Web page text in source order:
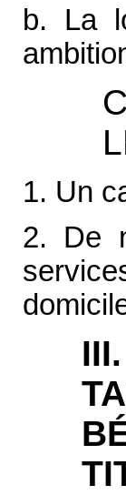
b. La
1. Un
2. De